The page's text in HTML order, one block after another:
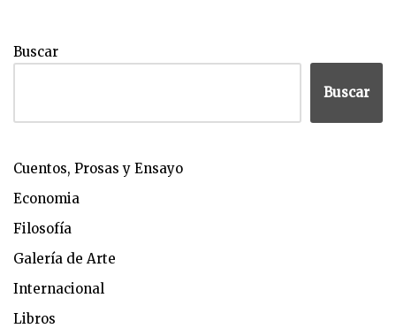
Buscar
Buscar
Cuentos, Prosas y Ensayo
Economia
Filosofía
Galería de Arte
Internacional
Libros